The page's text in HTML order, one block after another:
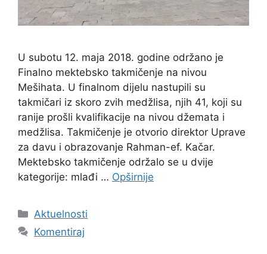
U subotu 12. maja 2018. godine održano je
Finalno mektebsko takmičenje na nivou
Mešihata. U finalnom dijelu nastupili su
takmičari iz skoro zvih medžlisa, njih 41, koji su
ranije prošli kvalifikacije na nivou džemata i
medžlisa. Takmičenje je otvorio direktor Uprave
za davu i obrazovanje Rahman-ef. Kačar.
Mektebsko takmičenje održalo se u dvije
kategorije: mlađi … Opširnije
Kategorije
Aktuelnosti
Komentiraj